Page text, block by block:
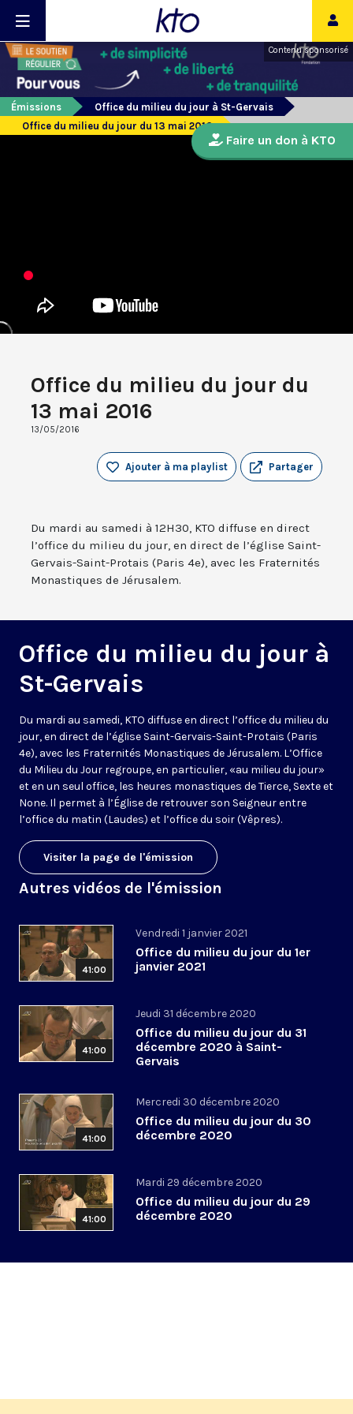
Contenu sponsorisé
Émissions
Office du milieu du jour à St-Gervais
Office du milieu du jour du 13 mai 2016
Office du milieu du jour du
13 mai 2016
13/05/2016
Partager
Ajouter à ma playlist
Du mardi au samedi à 12H30, KTO diffuse en direct
l’office du milieu du jour, en direct de l’église Saint-
Gervais-Saint-Protais (Paris 4e), avec les Fraternités
Monastiques de Jérusalem.
Office du milieu du jour à
St-Gervais
Du mardi au samedi, KTO diffuse en direct l’office du milieu du
jour, en direct de l’église Saint-Gervais-Saint-Protais (Paris
4e), avec les Fraternités Monastiques de Jérusalem. L’Office
du Milieu du Jour regroupe, en particulier, «au milieu du jour»
et en un seul office, les heures monastiques de Tierce, Sexte et
None. Il permet à l’Église de retrouver son Seigneur entre
l’office du matin (Laudes) et l’office du soir (Vêpres).
Visiter la page de l'émission
Autres vidéos de l'émission
41:00
Vendredi 1 janvier 2021
Office du milieu du jour du 1er
janvier 2021
41:00
Jeudi 31 décembre 2020
Office du milieu du jour du 31
décembre 2020 à Saint-
Gervais
41:00
Mercredi 30 décembre 2020
Office du milieu du jour du 30
décembre 2020
41:00
Mardi 29 décembre 2020
Office du milieu du jour du 29
décembre 2020
Faire un don à KTO